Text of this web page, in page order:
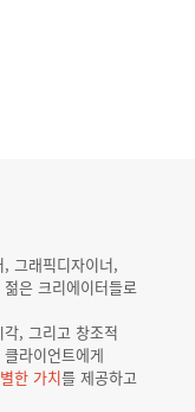
그래픽디자이너,
은 크리에이터들로
, 그리고 창조적
라이언트에게
한 가치를 제공하고